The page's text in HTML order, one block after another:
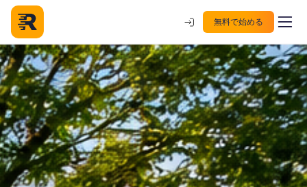
無料で始める